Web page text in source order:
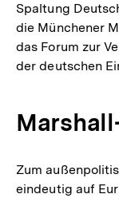
Spaltung
die Münchener
das Forum zur
der deutschen
Zum
eindeutig auf